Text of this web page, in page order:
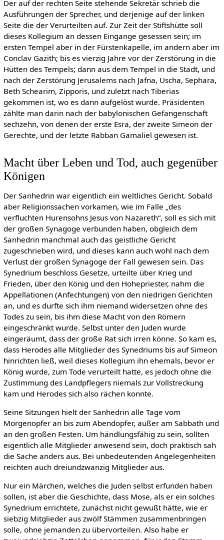
Der auf der rechten Seite stehende Sekretär schrieb die
Ausführungen der Sprecher, und derjenige auf der linken
Seite die der Verurteilten auf. Zur Zeit der Stiftshütte soll
dieses Kollegium an dessen Eingange gesessen sein; im
ersten Tempel aber in der Fürstenkapelle, im andern aber im
Conclav Gazith; bis es vierzig Jahre vor der Zerstörung in die
Hütten des Tempels; dann aus dem Tempel in die Stadt, und
nach der Zerstörung Jerusalems nach Jafna, Uscha, Sephara,
Beth Schearim, Zipporis, und zuletzt nach Tiberias
gekommen ist, wo es dann aufgelöst wurde. Präsidenten
zählte man darin nach der babylonischen Gefangenschaft
sechzehn, von denen der erste Esra, der zweite Simeon der
Gerechte, und der letzte Rabban Gamaliel gewesen ist.
Macht über Leben und Tod, auch gegenüber
Königen
Der Sanhedrin war eigentlich ein weltliches Gericht. Sobald
aber Religionssachen vorkamen, wie im Falle „des
verfluchten Hurensohns Jesus von Nazareth“, soll es sich mit
der großen Synagoge verbunden haben, obgleich dem
Sanhedrin manchmal auch das geistliche Gericht
zugeschrieben wird, und dieses kann auch wohl nach dem
Verlust der großen Synagoge der Fall gewesen sein. Das
Synedrium beschloss Gesetze, urteilte über Krieg und
Frieden, über den König und den Hohepriester, nahm die
Appellationen (Anfechtungen) von den niedrigen Gerichten
an, und es durfte sich ihm niemand widersetzen ohne des
Todes zu sein, bis ihm diese Macht von den Römern
eingeschränkt wurde. Selbst unter den Juden wurde
eingeräumt, dass der große Rat sich irren könne. So kam es,
dass Herodes alle Mitglieder des Synedriums bis auf Simeon
hinrichten ließ, weil dieses Kollegium ihn ehemals, bevor er
König wurde, zum Tode verurteilt hatte, es jedoch ohne die
Zustimmung des Landpflegers niemals zur Vollstreckung
kam und Herodes sich also rächen konnte.
Seine Sitzungen hielt der Sanhedrin alle Tage vom
Morgenopfer an bis zum Abendopfer, außer am Sabbath und
an den großen Festen. Um händlungsfähig zu sein, sollten
eigentlich alle Mitglieder anwesend sein, doch praktisch sah
die Sache anders aus. Bei unbedeutenden Angelegenheiten
reichten auch dreiundzwanzig Mitglieder aus.
Nur ein Märchen, welches die Juden selbst erfunden haben
sollen, ist aber die Geschichte, dass Mose, als er ein solches
Synedrium errichtete, zunächst nicht gewußt hätte, wie er
siebzig Mitglieder aus zwölf Stämmen zusammenbringen
solle, ohne jemanden zu übervorteilen. Also habe er